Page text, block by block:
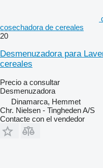
cosechadora de cereales
20
Desmenuzadora para
cereales
Precio a consultar
Desmenuzadora
Dinamarca, Hemmet
Chr. Nielsen - Tingheden A/S
Contacte con el vendedor